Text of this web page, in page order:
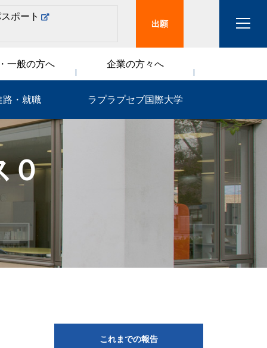
ポート
一般の方へ 企業の方々へ
路・就職 ラプラプセブ国際大学
０
これまでの報告
出願